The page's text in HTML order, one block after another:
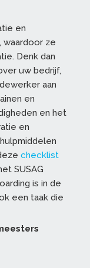
en
waardoor ze
Denk dan
uw bedrijf,
aan
en
en het
en
checklist
SUSAG
is in de
een taak die